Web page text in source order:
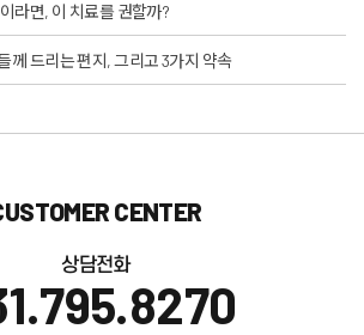
라면, 이 치료를 권할까?
께 드리는 편지, 그리고 3가지 약속
CENTER
상담전화